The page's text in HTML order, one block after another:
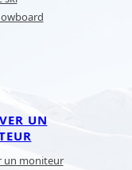
UN
un moniteur